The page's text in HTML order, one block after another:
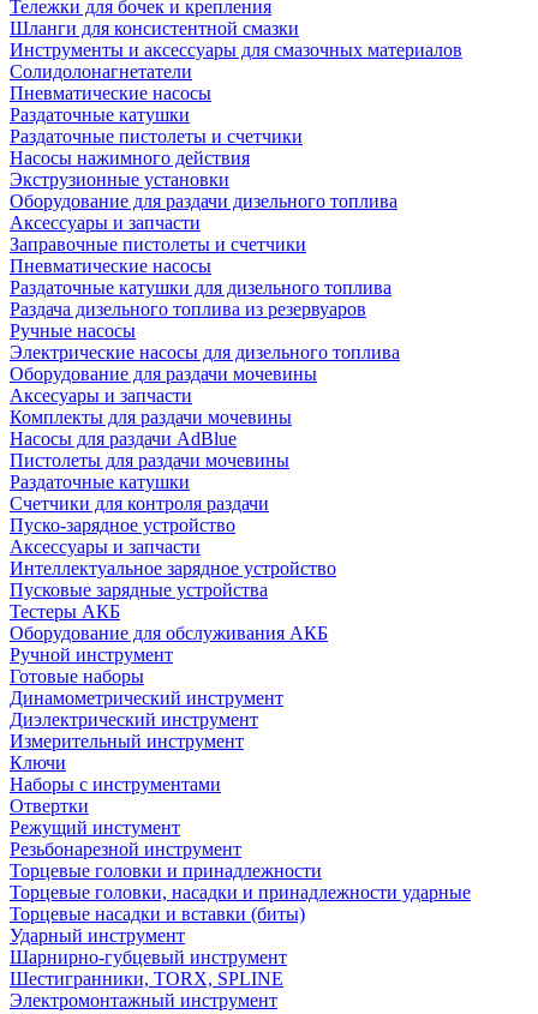
Тележки для бочек и крепления
Шланги для консистентной смазки
Инструменты и аксессуары для смазочных материалов
Солидолонагнетатели
Пневматические насосы
Раздаточные катушки
Раздаточные пистолеты и счетчики
Насосы нажимного действия
Экструзионные установки
Оборудование для раздачи дизельного топлива
Аксессуары и запчасти
Заправочные пистолеты и счетчики
Пневматические насосы
Раздаточные катушки для дизельного топлива
Раздача дизельного топлива из резервуаров
Ручные насосы
Электрические насосы для дизельного топлива
Оборудование для раздачи мочевины
Аксесуары и запчасти
Комплекты для раздачи мочевины
Насосы для раздачи AdBlue
Пистолеты для раздачи мочевины
Раздаточные катушки
Счетчики для контроля раздачи
Пуско-зарядное устройство
Аксессуары и запчасти
Интеллектуальное зарядное устройство
Пусковые зарядные устройства
Тестеры АКБ
Оборудование для обслуживания АКБ
Ручной инструмент
Готовые наборы
Динамометрический инструмент
Диэлектрический инструмент
Измерительный инструмент
Ключи
Наборы с инструментами
Отвертки
Режущий инстумент
Резьбонарезной инструмент
Торцевые головки и принадлежности
Торцевые головки, насадки и принадлежности ударные
Торцевые насадки и вставки (биты)
Ударный инструмент
Шарнирно-губцевый инструмент
Шестигранники, TORX, SPLINE
Электромонтажный инструмент